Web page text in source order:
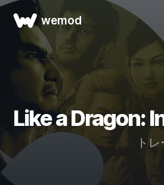
wemod
Like a Dragon:
ト